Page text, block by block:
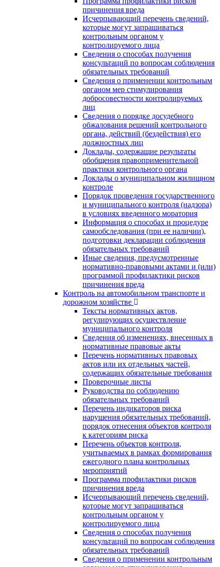
причинения вреда
Исчерпывающий перечень сведений,
которые могут запрашиваться
контрольным органом у
контролируемого лица
Сведения о способах получения
консультаций по вопросам соблюдения
обязательных требований
Сведения о применении контрольным
органом мер стимулирования
добросовестности контролируемых
лиц
Сведения о порядке досудебного
обжалования решений контрольного
органа, действий (бездействия) его
должностных лиц
Доклады, содержащие результаты
обобщения правоприменительной
практики контрольного органа
Доклады о муниципальном жилищном
контроле
Порядок проведения государственного
и муниципального контроля (надзора)
в условиях введенного моратория
Информация о способах и процедуре
самообследования (при ее наличии),
подготовки декларации соблюдения
обязательных требований
Иные сведения, предусмотренные
нормативно-правовыми актами и (или)
программой профилактики рисков
причинения вреда
Контроль на автомобильном транспорте и
дорожном хозяйстве
Тексты нормативных актов,
регулирующих осуществление
муниципального контроля
Сведения об изменениях, внесенных в
нормативные правовые акты
Перечень нормативных правовых
актов или их отдельных частей,
содержащих обязательные требования
Проверочные листы
Руководства по соблюдению
обязательных требований
Перечень индикаторов риска
нарушения обязательных требований,
порядок отнесения объектов контроля
к категориям риска
Перечень объектов контроля,
учитываемых в рамках формирования
ежегодного плана контрольных
мероприятий
Программа профилактики рисков
причинения вреда
Исчерпывающий перечень сведений,
которые могут запрашиваться
контрольным органом у
контролируемого лица
Сведения о способах получения
консультаций по вопросам соблюдения
обязательных требований
Сведения о применении контрольным